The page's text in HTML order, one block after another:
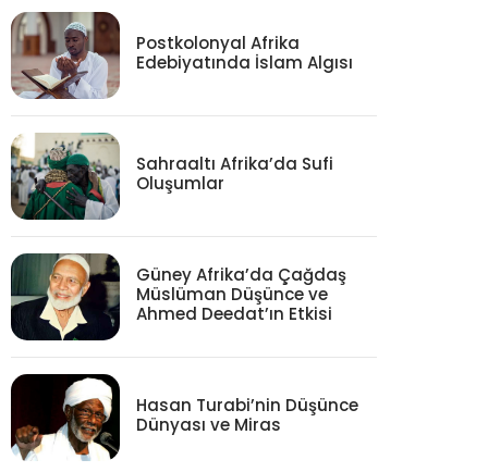
Postkolonyal Afrika
Edebiyatında İslam Algısı
Sahraaltı Afrika’da Sufi
Oluşumlar
Güney Afrika’da Çağdaş
Müslüman Düşünce ve
Ahmed Deedat’ın Etkisi
Hasan Turabi’nin Düşünce
Dünyası ve Miras